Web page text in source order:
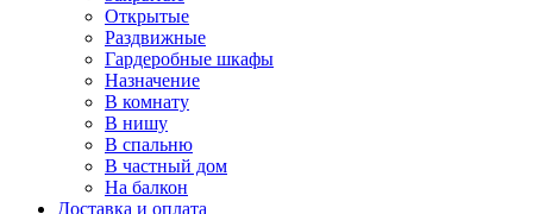
Открытые
Раздвижные
Гардеробные шкафы
Назначение
В комнату
В нишу
В спальню
В частный дом
На балкон
Доставка и оплата